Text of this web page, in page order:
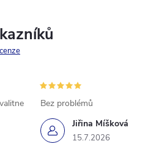
Jiřina Míšková
15.7.2026
Bez problémů